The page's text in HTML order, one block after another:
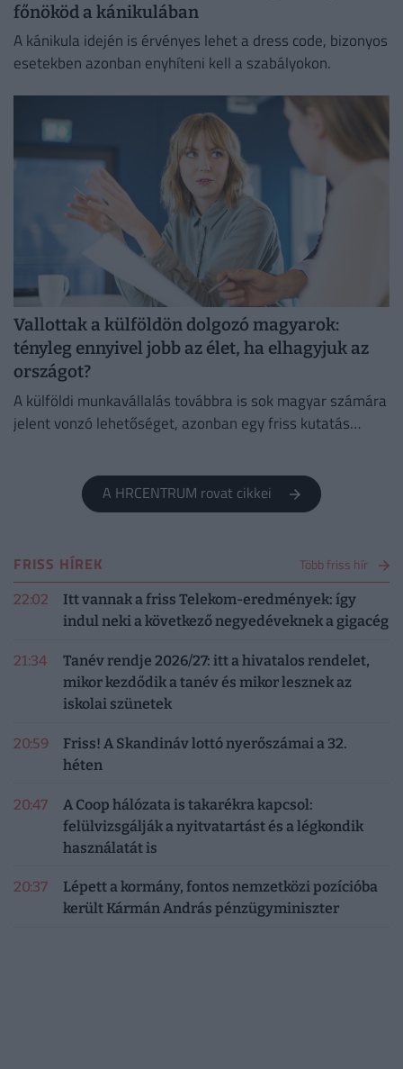
főnököd a kánikulában
A kánikula idején is érvényes lehet a dress code, bizonyos
esetekben azonban enyhíteni kell a szabályokon.
Vallottak a külföldön dolgozó magyarok:
tényleg ennyivel jobb az élet, ha elhagyjuk az
országot?
A külföldi munkavállalás továbbra is sok magyar számára
jelent vonzó lehetőséget, azonban egy friss kutatás
A HRCENTRUM rovat cikkei
FRISS HÍREK Több friss hír
22:02
Itt vannak a friss Telekom-eredmények: így
indul neki a következő negyedéveknek a gigacég
21:34
Tanév rendje 2026/27: itt a hivatalos rendelet,
mikor kezdődik a tanév és mikor lesznek az
iskolai szünetek
20:59
Friss! A Skandináv lottó nyerőszámai a 32.
héten
20:47
A Coop hálózata is takarékra kapcsol:
felülvizsgálják a nyitvatartást és a légkondik
használatát is
20:37
Lépett a kormány, fontos nemzetközi pozícióba
került Kármán András pénzügyminiszter